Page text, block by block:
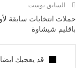
السابق بوست
حملات انتخابات سابقة
باقليم شيشاوة
قد يعجبك ايضا